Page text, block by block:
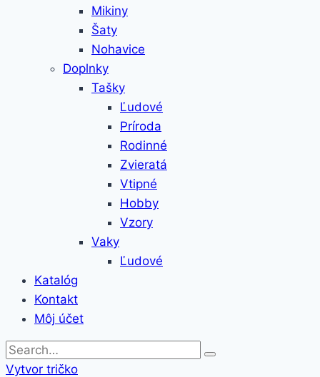
Mikiny
Šaty
Nohavice
Doplnky
Tašky
Ľudové
Príroda
Rodinné
Zvieratá
Vtipné
Hobby
Vzory
Vaky
Ľudové
Katalóg
Kontakt
Môj účet
Vytvor tričko